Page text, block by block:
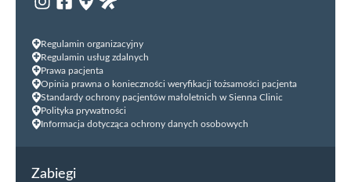
Regulamin organizacyjny
Regulamin usług zdalnych
Prawa pacjenta
Opinia prawna o konieczności weryfikacji tożsamości pacjenta
Standardy ochrony pacjentów małoletnich w Sienna Clinic
Polityka prywatności
Informacja dotycząca ochrony danych osobowych
Zabiegi